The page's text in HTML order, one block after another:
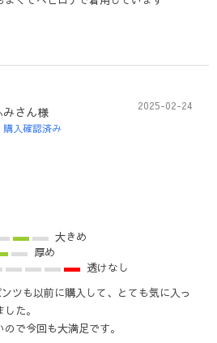
みさん様
購入確認済み
2025-02-24
大きめ
厚め
透けなし
ツも以前に購入して、とても気に入っ
た。
で今回も大満足です。